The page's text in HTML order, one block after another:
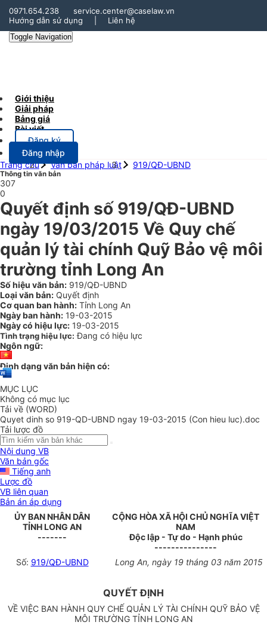
0971.654.238
service.center@caselaw.vn
Hướng dẫn sử dụng
Liên hệ
Toggle Navigation
Giới thiệu
Giải pháp
Bảng giá
Bài viết
Đăng ký
Đăng nhập
Trang chủ
Văn bản pháp luật 919/QĐ-UBND
Thông tin văn bản
307
0
Quyết định số 919/QĐ-UBND
ngày 19/03/2015 Về Quy chế
quản lý tài chính Quỹ Bảo vệ môi
trường tỉnh Long An
Số hiệu văn bản: 919/QĐ-UBND
Loại văn bản: Quyết định
Cơ quan ban hành: Tỉnh Long An
Ngày ban hành: 19-03-2015
Ngày có hiệu lực: 19-03-2015
Tình trạng hiệu lực: Đang có hiệu lực
Ngôn ngữ:
Định dạng văn bản hiện có:
MỤC LỤC
Không có mục lục
Tải về (WORD)
Quyet dinh so 919-QD-UBND ngay 19-03-2015 (Con hieu luc).doc
Tải lược đồ
Nội dung VB
Văn bản gốc
Tiếng anh
Lược đồ
VB liên quan
Bản án áp dụng
ỦY BAN NHÂN DÂN
TỈNH LONG AN
-------
CỘNG HÒA XÃ HỘI CHỦ NGHĨA VIỆT
NAM
Độc lập - Tự do - Hạnh phúc
---------------
Số: 919/QĐ-UBND Long An, ngày 19 tháng 03 năm 2015
QUYẾT ĐỊNH
VỀ VIỆC BAN HÀNH QUY CHẾ QUẢN LÝ TÀI CHÍNH QUỸ BẢO VỆ
MÔI TRƯỜNG TỈNH LONG AN